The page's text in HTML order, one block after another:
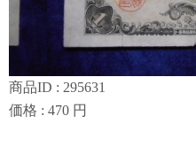
商品ID : 295631
価格 : 470 円